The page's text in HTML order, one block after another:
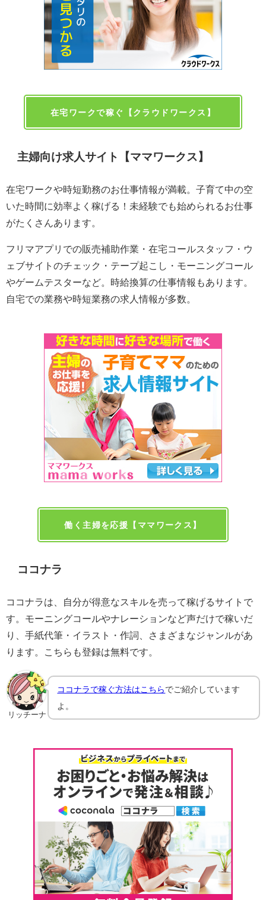
在宅ワークで稼ぐ【クラウドワークス】
主婦向け求人サイト【ママワークス】
在宅ワークや時短勤務のお仕事情報が満載。子育て中の空
いた時間に効率よく稼げる！未経験でも始められるお仕事
がたくさんあります。
フリマアプリでの販売補助作業・在宅コールスタッフ・ウ
ェブサイトのチェック・テープ起こし・モーニングコール
やゲームテスターなど。時給換算の仕事情報もあります。
自宅での業務や時短業務の求人情報が多数。
働く主婦を応援【ママワークス】
ココナラ
ココナラは、自分が得意なスキルを売って稼げるサイトで
す。モーニングコールやナレーションなど声だけで稼いだ
り、手紙代筆・イラスト・作詞、さまざまなジャンルがあ
ります。こちらも登録は無料です。
リッチーナ
ココナラで稼ぐ方法はこちら でご紹介しています
よ。